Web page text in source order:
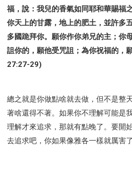
福，說：我兒的香氣如同耶和華賜福
你天上的甘露，地上的肥土，並許多
多國跪拜你。願你作你弟兄的主；你
詛你的，願他受咒詛；為你祝福的，
27:27-29)
總之就是你做點啥就去做，但不是整
著啥還得不著。如果你不理解可能是
理解才來追求，那就有點晚了。要開
去追求吧，你如果像雅各一樣就厲害了